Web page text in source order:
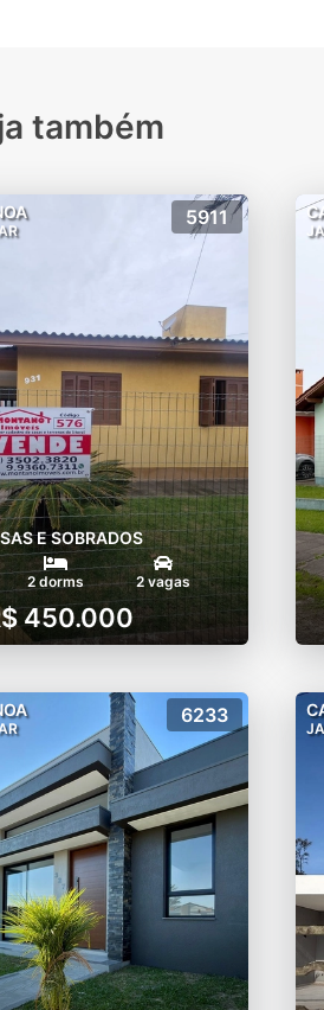
também
5911
E SOBRADOS
2 dorms 2 vagas
450.000
6233